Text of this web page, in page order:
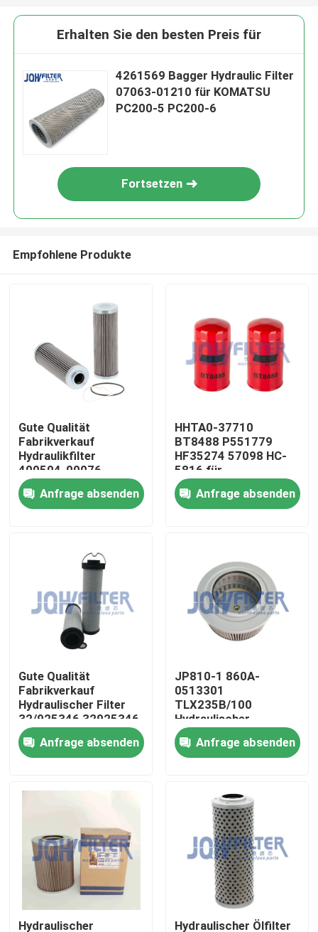
Videos
Über uns
Werksbesichtigung
Qualitätskontrolle
Kontakt mit uns
Neuigkeiten
Bitte um ein Angebot
Bagger Air Filter
Erhalten Sie den besten Preis für
4261569 Bagger Hydraulic Filter
07063-01210 für KOMATSU
PC200-5 PC200-6
Fortsetzen
Empfohlene Produkte
Gute Qualität
Fabrikverkauf
Hydraulikfilter
400504-00076
Anfrage absenden
HHTA0-37710
BT8488 P551779
HF35274 57098 HC-
5816 für
Schwergeräte
Hydraulikölfilter
Anfrage absenden
Gute Qualität
Fabrikverkauf
Hydraulischer Filter
32/925346 32925346
32/910100
32/913500 14375005
P564859
Anfrage absenden
JP810-1 860A-
0513301
TLX235B/100
Hydraulischer
Saugfilter für Bagger
Yc50 Yc60 Yc65 Yc85
Anfrage absenden
Hydraulischer Hydraulischer Ölfilter